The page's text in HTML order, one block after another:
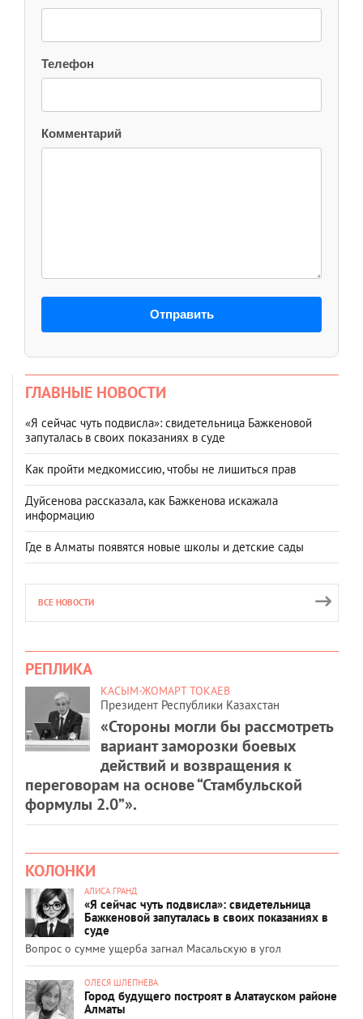
Телефон
Комментарий
Отправить
ГЛАВНЫЕ НОВОСТИ
«Я сейчас чуть подвисла»: свидетельница Бажкеновой
запуталась в своих показаниях в суде
Как пройти медкомиссию, чтобы не лишиться прав
Дуйсенова рассказала, как Бажкенова искажала
информацию
Где в Алматы появятся новые школы и детские сады
ВСЕ НОВОСТИ
РЕПЛИКА
КАСЫМ-ЖОМАРТ ТОКАЕВ
Президент Республики Казахстан
«Стороны могли бы рассмотреть
вариант заморозки боевых
действий и возвращения к
переговорам на основе “Стамбульской
формулы 2.0”».
КОЛОНКИ
АЛИСА ГРАНД
«Я сейчас чуть подвисла»: свидетельница
Бажкеновой запуталась в своих показаниях в
суде
Вопрос о сумме ущерба загнал Масальскую в угол
ОЛЕСЯ ШЛЕПНЕВА
Город будущего построят в Алатауском районе
Алматы